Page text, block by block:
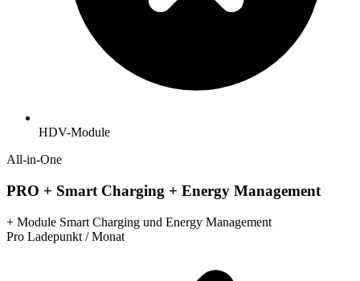
HDV-Module
All-in-One
PRO + Smart Charging + Energy Management
+ Module Smart Charging und Energy Management
Pro Ladepunkt / Monat